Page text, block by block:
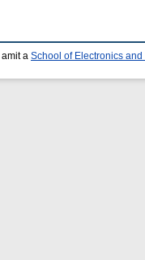
amit a School of Electronics